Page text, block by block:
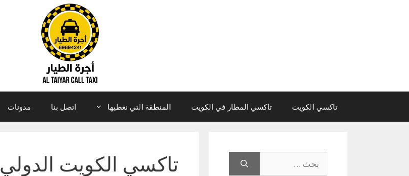
تاكسي الكويت تاكسي المطار في الكويت المنطقة التي نغطيها اتصل بنا مدونات
تاكسي الكويت الدولي 24 ساعة
عن: